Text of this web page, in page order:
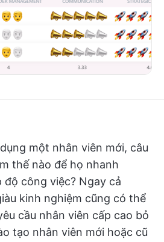
một nhân viên mới, câu
thế nào để họ nhanh
công việc? Ngay cả
kinh nghiệm cũng có thể
cầu nhân viên cấp cao bỏ
tạo nhân viên mới hoặc cũ